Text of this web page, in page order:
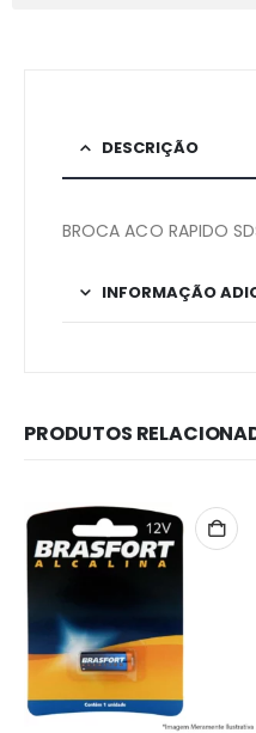
DESCRIÇÃO
BROCA ACO RAPIDO
INFORMAÇÃO
PRODUTOS